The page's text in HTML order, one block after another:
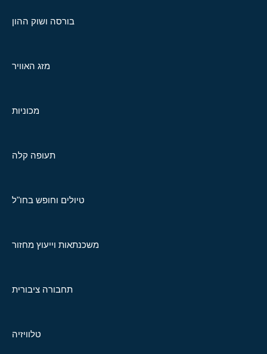
בורסה ושוק ההון
מזג האוויר
מכוניות
תעופה קלה
טיולים וחופש בחו"ל
משכנתאות וייעוץ מחזור
תחבורה ציבורית
טלוויזיה